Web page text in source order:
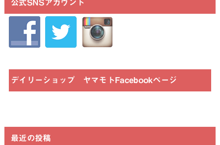
公式SNSアカウント
デイリーショップ ヤマモトFacebookページ
最近の投稿